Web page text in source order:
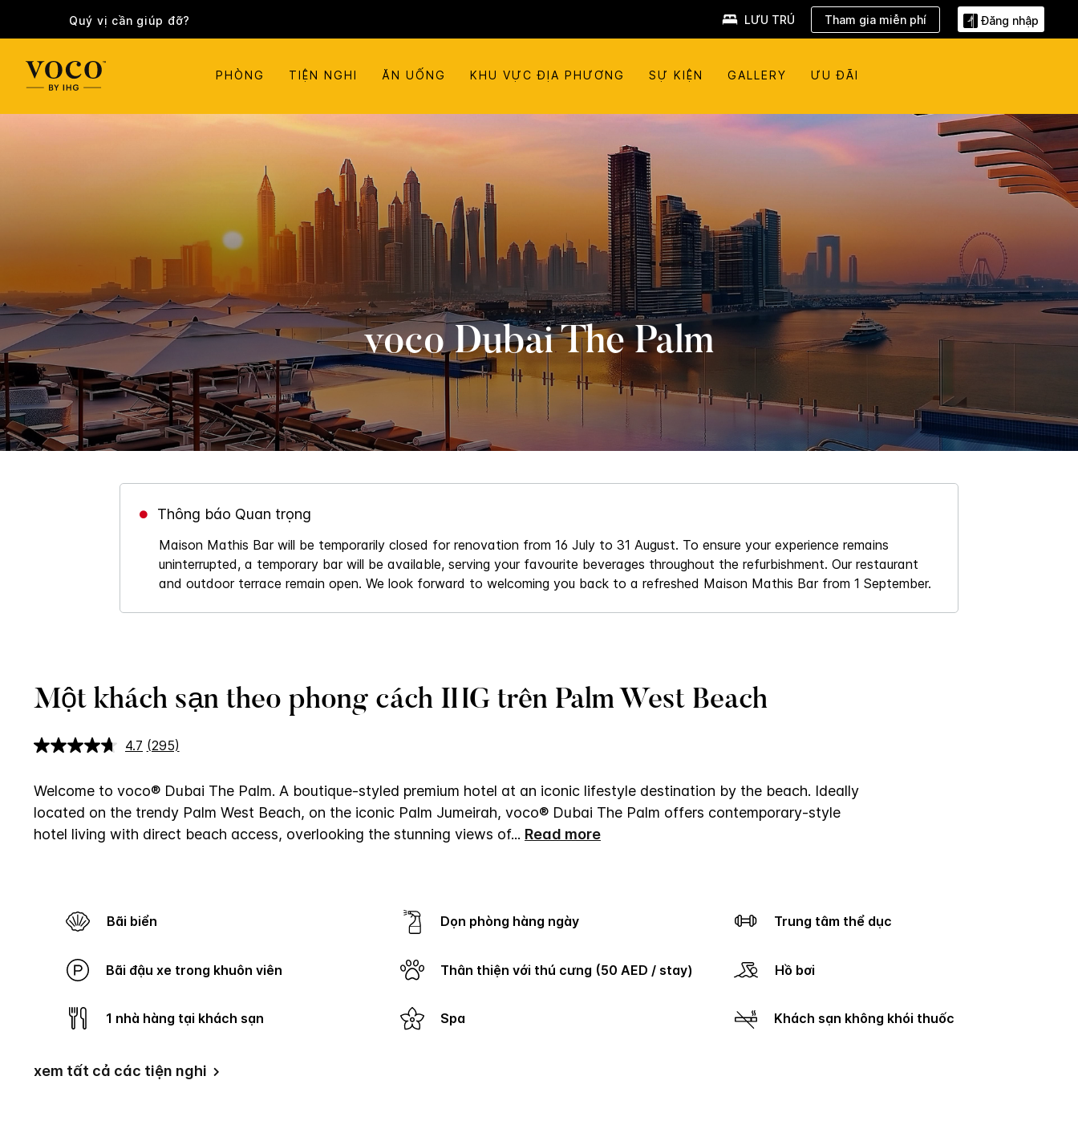
Quý vị cần giúp đỡ? LƯU TRÚ Tham gia miễn phí Đăng nhập
PHÒNG TIỆN NGHI ĂN UỐNG KHU VỰC ĐỊA PHƯƠNG SỰ KIỆN GALLERY ƯU ĐÃI
voco Dubai The Palm
Thông báo Quan trọng
Maison Mathis Bar will be temporarily closed for renovation from 16 July to 31 August. To ensure your experience remains
uninterrupted, a temporary bar will be available, serving your favourite beverages throughout the refurbishment. Our restaurant
and outdoor terrace remain open. We look forward to welcoming you back to a refreshed Maison Mathis Bar from 1 September.
Một khách sạn theo phong cách IHG trên Palm West Beach
4.7 Đọc
giá.
kết
trang
tương
(295)
Welcome to voco® Dubai The Palm. A boutique-styled premium hotel at an iconic lifestyle destination by the beach. Ideally
located on the trendy Palm West Beach, on the iconic Palm Jumeirah, voco® Dubai The Palm offers contemporary-style
hotel living with direct beach access, overlooking the stunning views of... Read more
Bãi biển Dọn phòng hàng ngày Trung tâm thể dục
Bãi đậu xe trong khuôn viên Thân thiện với thú cưng (50 AED / stay) Hồ bơi
1 nhà hàng tại khách sạn Spa Khách sạn không khói thuốc
xem tất cả các tiện nghi